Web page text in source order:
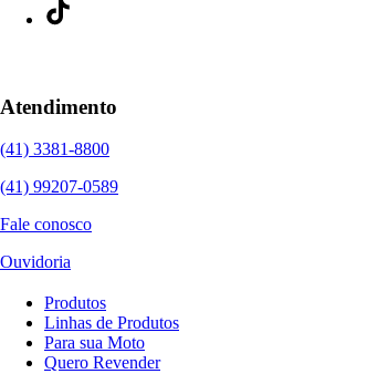
Atendimento
(41) 3381-8800
(41) 99207-0589
Fale conosco
Ouvidoria
Produtos
Linhas de Produtos
Para sua Moto
Quero Revender